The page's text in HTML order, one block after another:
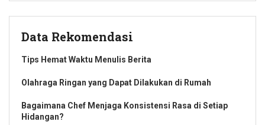
Data Rekomendasi
Tips Hemat Waktu Menulis Berita
Olahraga Ringan yang Dapat Dilakukan di Rumah
Bagaimana Chef Menjaga Konsistensi Rasa di Setiap
Hidangan?